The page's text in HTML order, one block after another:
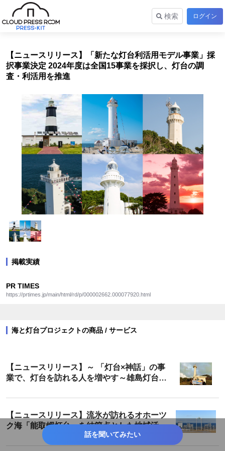
検索 ログイン
【ニュースリリース】「新たな灯台利活用モデル事業」採
択事業決定 2024年度は全国15事業を採択し、灯台の調
査・利活用を推進
掲載実績
PR TIMES
https://prtimes.jp/main/html/rd/p/000002662.000077920.html
海と灯台プロジェクトの商品 / サービス
【ニュースリリース】～ 「灯台×神話」の事
業で、灯台を訪れる人を増やす～雄島灯台散
【ニュースリリース】流氷が訪れるオホーツ
ク海「能取岬灯台」を結節点とした地域活性
化 「願いを叶える鐘」「ホタテ貝の絵馬」の
設置成果報告
話を聞いてみたい